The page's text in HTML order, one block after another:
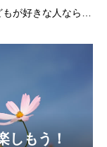
が好きな人なら大
しもう！